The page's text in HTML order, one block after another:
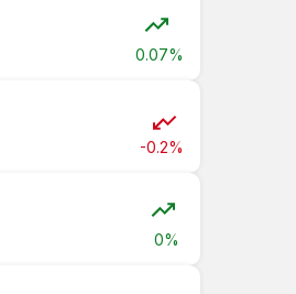
0.07%
-0.2%
0%